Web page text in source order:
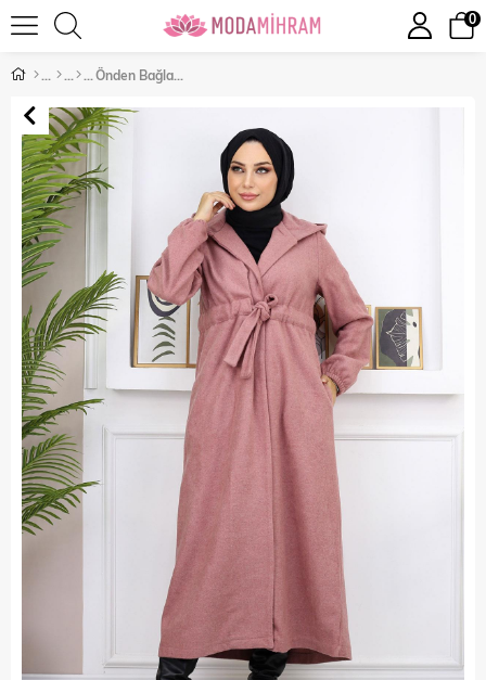
0
Önden Bağlamalı Kaşe Kaban Gül Kurusu 19169